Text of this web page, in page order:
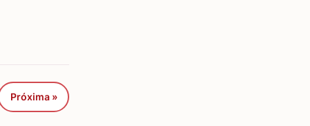
Próxima »